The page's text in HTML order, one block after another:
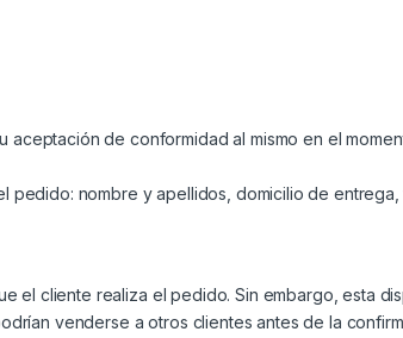
de conformidad al mismo en el
pedido: nombre y apellidos, domicilio de
el cliente realiza el pedido. Sin embargo, esta
venderse a otros clientes antes de la